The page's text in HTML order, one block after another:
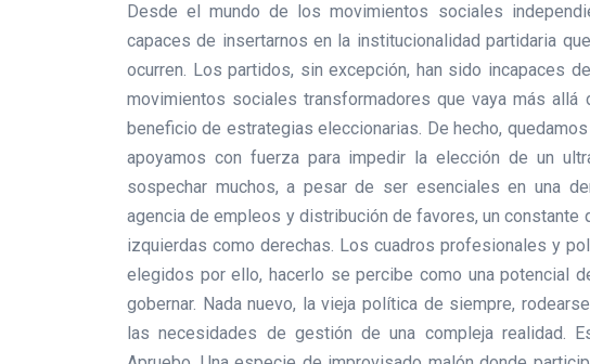
Desde el mundo de los movimientos sociales
capaces de insertarnos en la institucionalidad partidaria
ocurren. Los partidos, sin excepción, han sido incapaces
movimientos sociales transformadores que vaya más
beneficio de estrategias eleccionarias. De hecho,
apoyamos con fuerza para impedir la elección de un
sospechar muchos, a pesar de ser esenciales en una
agencia de empleos y distribución de favores, un constante
izquierdas como derechas. Los cuadros profesionales y
elegidos por ello, hacerlo se percibe como una potencial
gobernar. Nada nuevo, la vieja política de siempre,
las necesidades de gestión de una compleja realidad.